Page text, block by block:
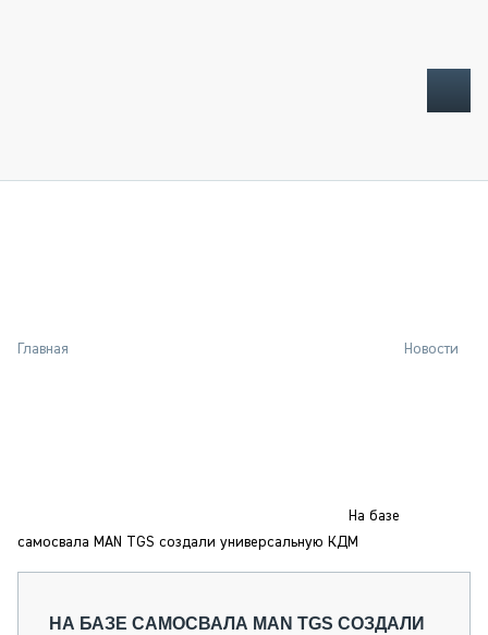
СПЕЦПРОЕКТЫ
О ПРОЕКТЕ
Главная Новости
На базе
самосвала MAN TGS создали универсальную КДМ
НА БАЗЕ САМОСВАЛА MAN TGS СОЗДАЛИ